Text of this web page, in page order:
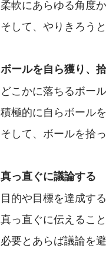
柔軟にあらゆる角度
そして、やりきろう
ボールを自ら獲り、
どこかに落ちるボー
積極的に自らボール
そして、ボールを拾
真っ直ぐに議論する
目的や目標を達成す
真っ直ぐに伝えるこ
必要とあらば議論を